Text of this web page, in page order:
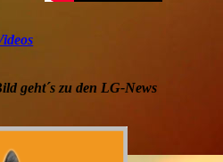
geht´s zu den LG-News